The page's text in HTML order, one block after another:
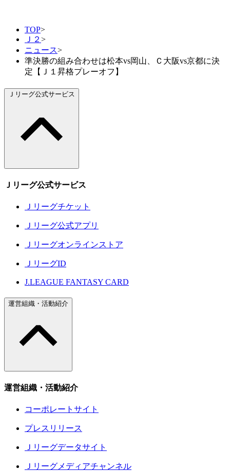
TOP>
Ｊ２ >
ニュース>
準決勝の組み合わせは松本vs岡山、Ｃ大阪vs京都に決
定【Ｊ１昇格プレーオフ】
Ｊリーグ公式サービス
Ｊリーグ公式サービス
Ｊリーグチケット
Ｊリーグ公式アプリ
Ｊリーグオンラインストア
ＪリーグID
J.LEAGUE FANTASY CARD
運営組織・活動紹介
運営組織・活動紹介
コーポレートサイト
プレスリリース
Ｊリーグデータサイト
Ｊリーグメディアチャンネル